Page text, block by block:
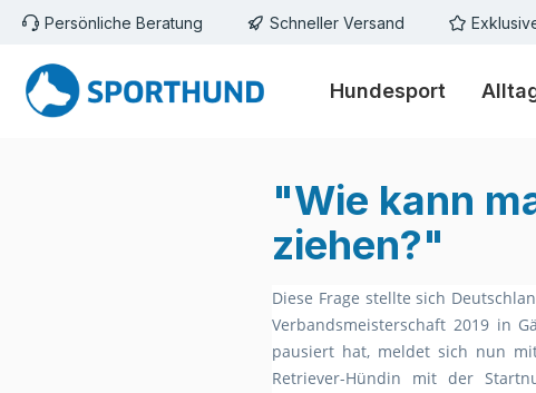
Hauptinhalt springen
Zur Suche springen
Zur Hauptnavigation springen
Persönliche Beratung Schneller Versand
Hundesport
"Wie kann
ziehen?"
Diese Frage stellte sich
Verbandsmeisterschaft 2019 in
pausiert hat, meldet sich nun
Retriever-Hündin mit der